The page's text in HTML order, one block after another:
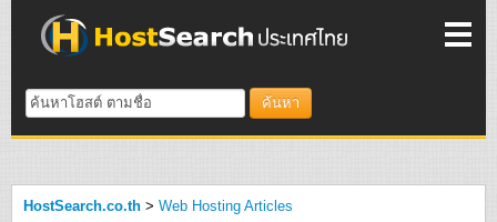
ค้นหา
HostSearch.co.th > Web Hosting Articles